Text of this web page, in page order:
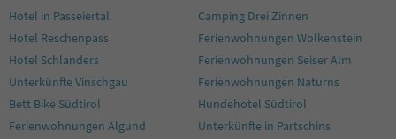
22
23
24
25
27
28
Hotel in Passeiertal
Camping Drei Zinnen
Hotel Reschenpass
Ferienwohnungen Wolkenstein
Hotel Schlanders
Ferienwohnungen Seiser Alm
Unterkünfte Vinschgau
Ferienwohnungen Naturns
Bett Bike Südtirol
Hundehotel Südtirol
Ferienwohnungen Algund
Unterkünfte in Partschins